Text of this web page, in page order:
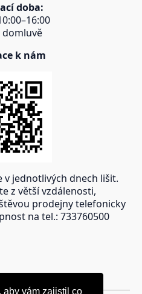
aby vám zajistil co
aby vám zajistil co
doba:
domluvě
k nám
v jednotlivých dnech lišit.
z větší vzdálenosti,
prodejny telefonicky
na tel.: 733760500